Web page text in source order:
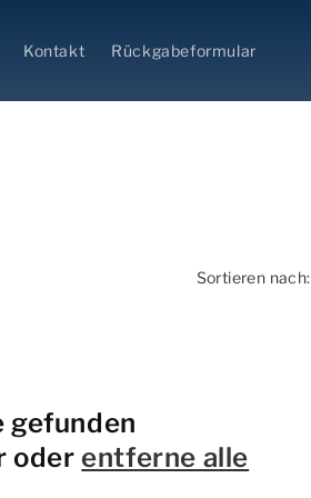
Kontakt Rückgabeformular
Sortieren nach:
gefunden
oder entferne alle